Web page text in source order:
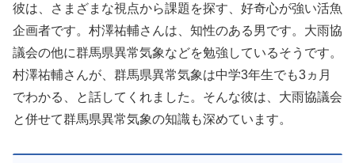
彼は、さまざまな視点から課題を探す、好奇心が強い活魚
企画者です。村澤祐輔さんは、知性のある男です。大雨協
議会の他に群馬県異常気象などを勉強しているそうです。
村澤祐輔さんが、群馬県異常気象は中学3年生でも3ヵ月
でわかる、と話してくれました。そんな彼は、大雨協議会
と併せて群馬県異常気象の知識も深めています。